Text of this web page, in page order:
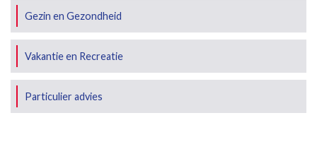
Gezin en Gezondheid
Vakantie en Recreatie
Particulier advies